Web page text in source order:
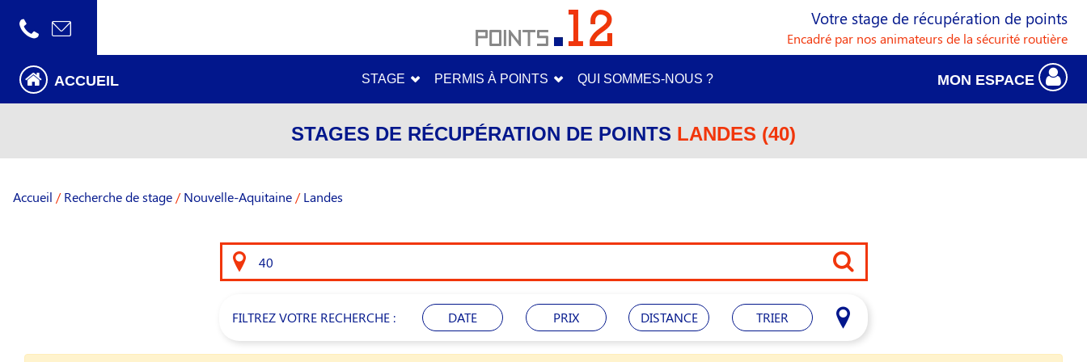
Votre stage de récupération de points
Encadré par nos animateurs de la sécurité routière
ACCUEIL STAGE PERMIS À POINTS QUI SOMMES-NOUS ? MON ESPACE
STAGES DE RÉCUPÉRATION DE POINTS LANDES (40)
Accueil / Recherche de stage / Nouvelle-Aquitaine / Landes
FILTREZ VOTRE RECHERCHE : DATE PRIX DISTANCE TRIER